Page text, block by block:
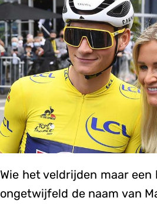
Wie het veldrijden maar een
ongetwijfeld de naam van